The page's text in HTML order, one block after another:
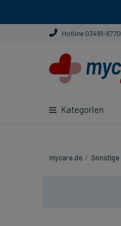
Hotline 03491-
Kategorien
mycare.de / Sonstige